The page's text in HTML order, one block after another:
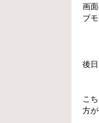
画
ブ
後
こ
方